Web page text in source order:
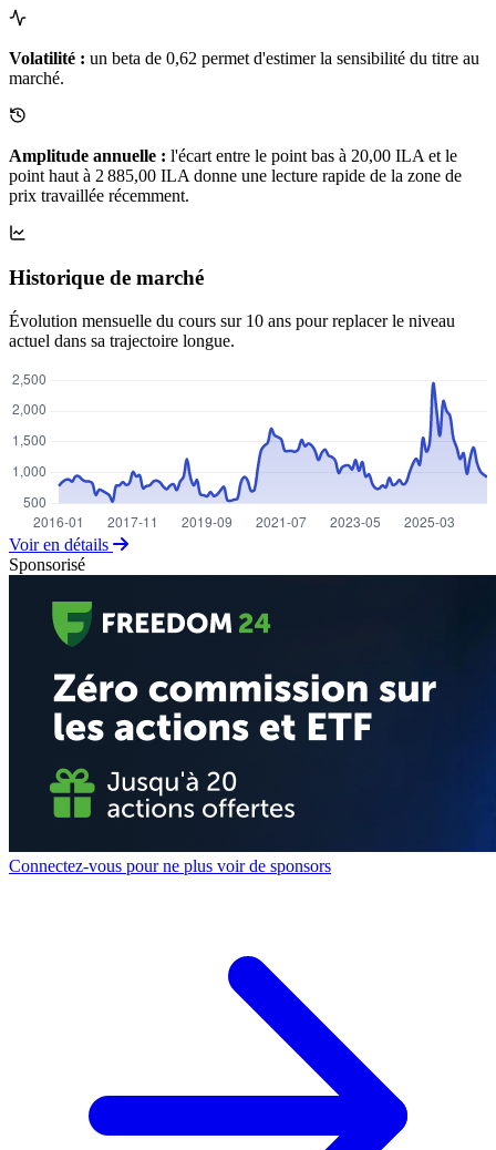
Volatilité : un beta de 0,62 permet d'estimer la sensibilité du titre au
marché.
Amplitude annuelle : l'écart entre le point bas à 20,00 ILA et le
point haut à 2 885,00 ILA donne une lecture rapide de la zone de
prix travaillée récemment.
Historique de marché
Évolution mensuelle du cours sur 10 ans pour replacer le niveau
actuel dans sa trajectoire longue.
Voir en détails
Sponsorisé
Connectez-vous pour ne plus voir de sponsors